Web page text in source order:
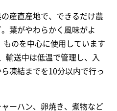
産直産地で、できるだけ農
葉がやわらかく風味がよ
ものを中心に使用しています
輸送中は低温で管理し、入
凍結までを10分以内で行っ
ーハン、卵焼き、煮物など